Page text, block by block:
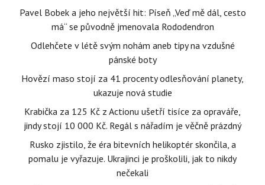
Pavel Bobek a jeho největší hit: Píseň „Veď mě dál, cesto
má“ se původně jmenovala Rododendron
Odlehčete v létě svým nohám aneb tipy na vzdušné
pánské boty
Hovězí maso stojí za 41 procenty odlesňování planety,
ukazuje nová studie
Krabička za 125 Kč z Actionu ušetří tisíce za opraváře,
jindy stojí 10 000 Kč. Regál s nářadím je věčně prázdný
Rusko zjistilo, že éra bitevních helikoptér skončila, a
pomalu je vyřazuje. Ukrajinci je proškolili, jak to nikdy
nečekali